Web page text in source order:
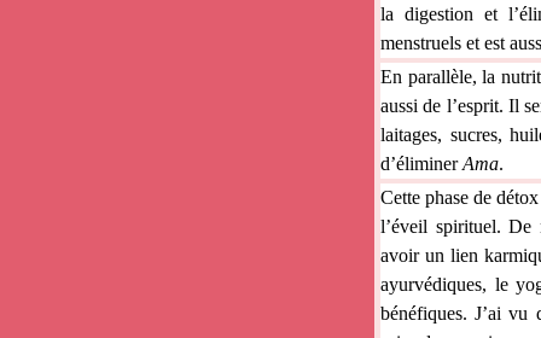
la digestion et
menstruels et est
En parallèle, la
aussi de l’esprit. Il
laitages, sucres,
d’éliminerAma.
Cette phase de
l’éveil spirituel. De
avoir un lien
ayurvédiques, le
bénéfiques. J’ai vu